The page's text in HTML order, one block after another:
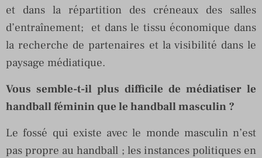
et dans la répartition des créneaux des salles
d’entraînement; et dans le tissu économique dans
la recherche de partenaires et la visibilité dans le
paysage médiatique.
Vous semble-t-il plus difficile de médiatiser le
handball féminin que le handball masculin ?
Le fossé qui existe avec le monde masculin n’est
pas propre au handball ; les instances politiques en